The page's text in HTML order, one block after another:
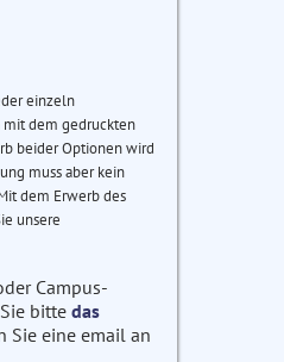
einzeln
dem gedruckten
beider Optionen wird
muss aber kein
dem Erwerb des
unsere
Campus-
bitte das
Sie eine email an